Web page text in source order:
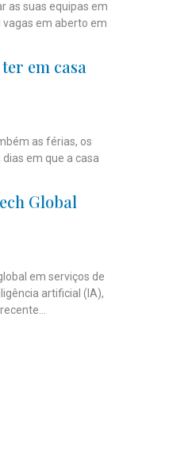
as suas equipas em
vagas em aberto em
em casa
as férias, os
em que a casa
Global
em serviços de
artificial (IA),